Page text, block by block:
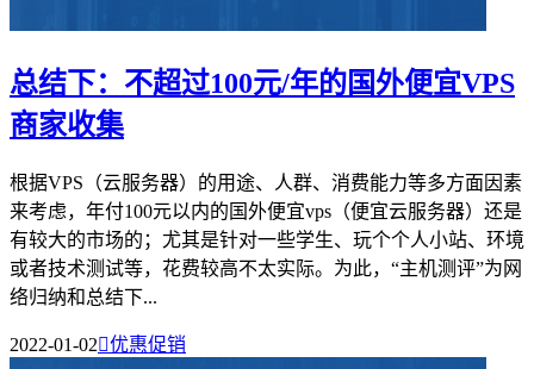
总结下：不超过100元/年的国外便宜VPS
商家收集
根据VPS（云服务器）的用途、人群、消费能力等多方面因素
来考虑，年付100元以内的国外便宜vps（便宜云服务器）还是
有较大的市场的；尤其是针对一些学生、玩个个人小站、环境
或者技术测试等，花费较高不太实际。为此，“主机测评”为网
络归纳和总结下...
2022-01-02优惠促销